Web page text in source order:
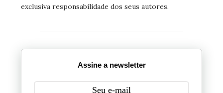
exclusiva responsabilidade dos seus autores.
Assine a newsletter